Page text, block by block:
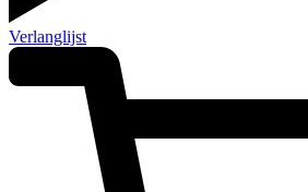
Verlanglijst